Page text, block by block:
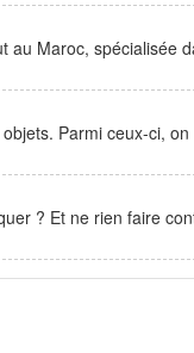
au Maroc, spécialisée
Parmi ceux-ci,
? Et ne rien faire